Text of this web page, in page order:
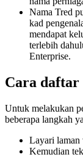
Nama Tred
kad
mendapat
terlebih
Enterprise.
Cara daftar
Untuk melakukan
beberapa langkah
Layari laman
Kemudian